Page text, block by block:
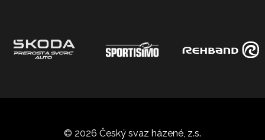
© 2026 Český svaz házené, z.s.